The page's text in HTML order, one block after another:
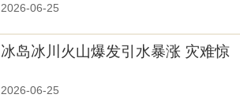
2026-06-25
冰岛冰川火山爆发引水暴涨 灾难惊
2026-06-25